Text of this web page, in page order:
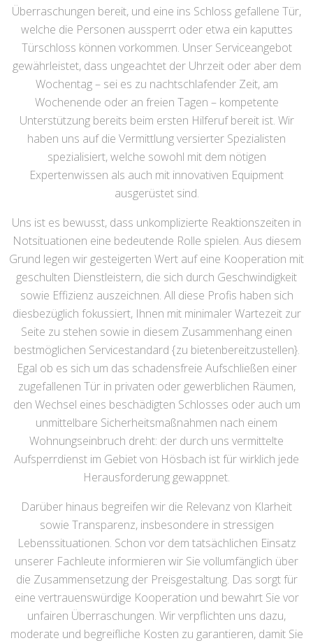
Überraschungen bereit, und eine ins Schloss gefallene Tür,
welche die Personen aussperrt oder etwa ein kaputtes
Türschloss können vorkommen. Unser Serviceangebot
gewährleistet, dass ungeachtet der Uhrzeit oder aber dem
Wochentag – sei es zu nachtschlafender Zeit, am
Wochenende oder an freien Tagen – kompetente
Unterstützung bereits beim ersten Hilferuf bereit ist. Wir
haben uns auf die Vermittlung versierter Spezialisten
spezialisiert, welche sowohl mit dem nötigen
Expertenwissen als auch mit innovativen Equipment
ausgerüstet sind.
Uns ist es bewusst, dass unkomplizierte Reaktionszeiten in
Notsituationen eine bedeutende Rolle spielen. Aus diesem
Grund legen wir gesteigerten Wert auf eine Kooperation mit
geschulten Dienstleistern, die sich durch Geschwindigkeit
sowie Effizienz auszeichnen. All diese Profis haben sich
diesbezüglich fokussiert, Ihnen mit minimaler Wartezeit zur
Seite zu stehen sowie in diesem Zusammenhang einen
bestmöglichen Servicestandard {zu bietenbereitzustellen}.
Egal ob es sich um das schadensfreie Aufschließen einer
zugefallenen Tür in privaten oder gewerblichen Räumen,
den Wechsel eines beschädigten Schlosses oder auch um
unmittelbare Sicherheitsmaßnahmen nach einem
Wohnungseinbruch dreht: der durch uns vermittelte
Aufsperrdienst im Gebiet von Hösbach ist für wirklich jede
Herausforderung gewappnet.
Darüber hinaus begreifen wir die Relevanz von Klarheit
sowie Transparenz, insbesondere in stressigen
Lebenssituationen. Schon vor dem tatsächlichen Einsatz
unserer Fachleute informieren wir Sie vollumfänglich über
die Zusammensetzung der Preisgestaltung. Das sorgt für
eine vertrauenswürdige Kooperation und bewahrt Sie vor
unfairen Überraschungen. Wir verpflichten uns dazu,
moderate und begreifliche Kosten zu garantieren, damit Sie